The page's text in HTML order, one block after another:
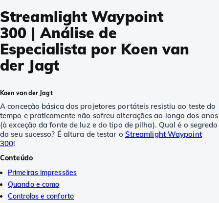
Streamlight Waypoint
300 | Análise de
Especialista por Koen van
der Jagt
Koen van der Jagt
A conceção básica dos projetores portáteis resistiu ao teste do
tempo e praticamente não sofreu alterações ao longo dos anos
(à exceção da fonte de luz e do tipo de pilha). Qual é o segredo
do seu sucesso? É altura de testar o Streamlight Waypoint
300!
Conteúdo
Primeiras impressões
Quando e como
Controlos e conforto